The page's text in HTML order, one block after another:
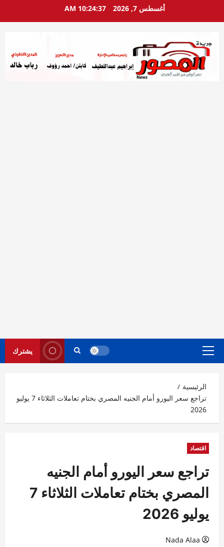
أغسطس 7, 2026 10:24:38 AM
القائمة
يشترك
الرئيسية
تراجع سعر اليورو أمام الجنيه المصري بختام تعاملات الثلاثاء 7 يوليو
2026
اقتصاد
تراجع سعر اليورو أمام الجنيه
المصري بختام تعاملات الثلاثاء 7
يوليو 2026
Nada Alaa